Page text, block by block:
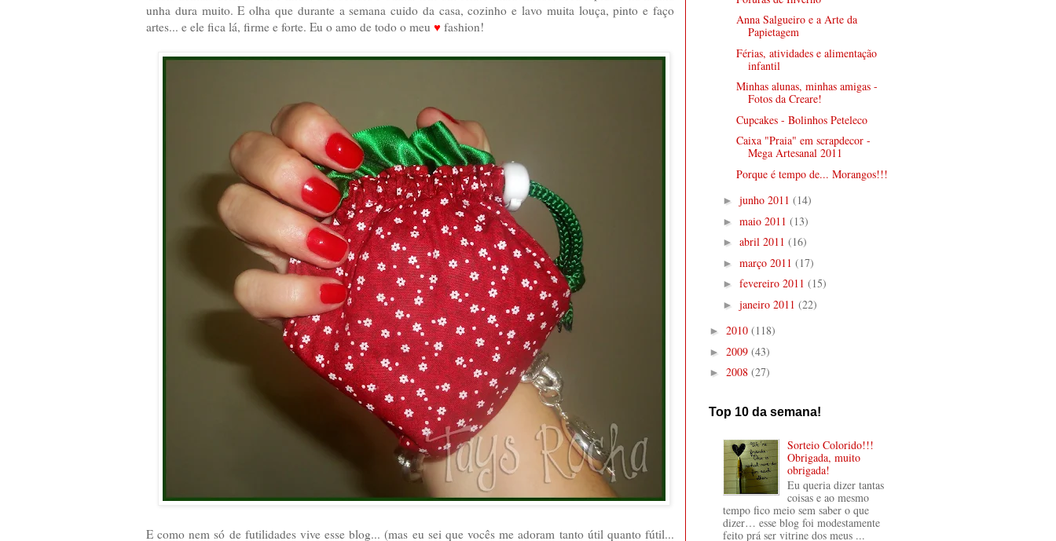
unha dura muito. E olha que durante a semana cuido da casa, cozinho e lavo muita louça, pinto e faço
artes... e ele fica lá, firme e forte. Eu o amo de todo o meu ♥ fashion!
E como nem só de futilidades vive esse blog... (mas eu sei que vocês me adoram tanto útil quanto fútil...
Anna Salgueiro e a Arte da
Papietagem
Férias, atividades e alimentação
infantil
Minhas alunas, minhas amigas -
Fotos da Creare!
Cupcakes - Bolinhos Peteleco
Caixa "Praia" em scrapdecor -
Mega Artesanal 2011
Porque é tempo de... Morangos!!!
► junho 2011 (14)
► maio 2011 (13)
► abril 2011 (16)
► março 2011 (17)
► fevereiro 2011 (15)
► janeiro 2011 (22)
► 2010 (118)
► 2009 (43)
► 2008 (27)
Top 10 da semana!
Sorteio Colorido!!!
Obrigada, muito
obrigada!
Eu queria dizer tantas
coisas e ao mesmo
tempo fico meio sem saber o que
dizer… esse blog foi modestamente
feito prá ser vitrine dos meus ...